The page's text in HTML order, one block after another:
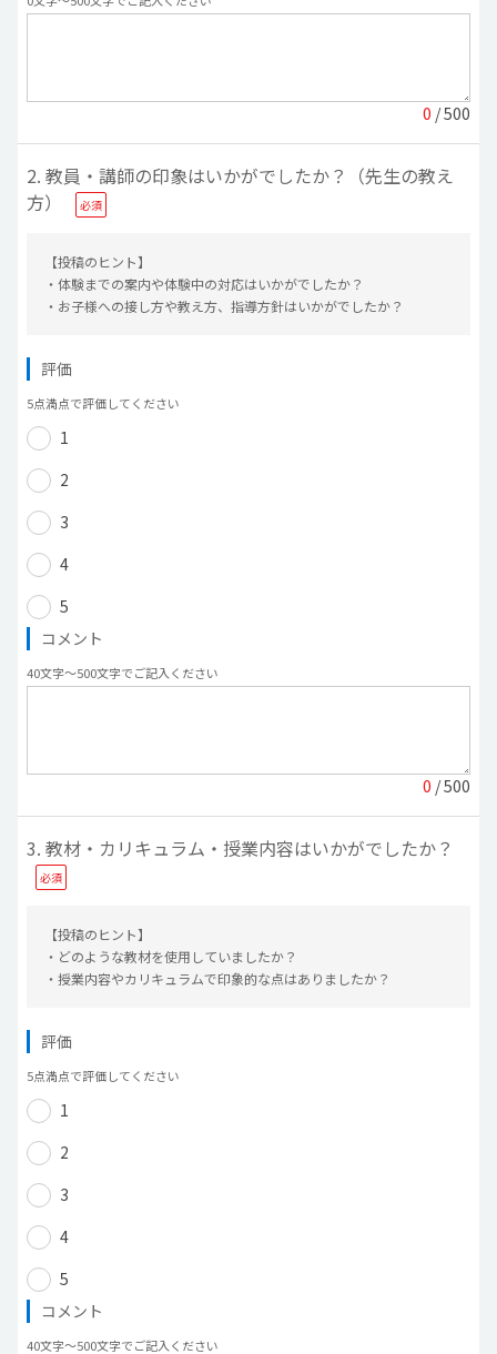
0 / 500
2. 教員・講師の印象はいかがでしたか？（先生の教え
方）
【投稿のヒント】
・体験までの案内や体験中の対応はいかがでしたか？
・お子様への接し方や教え方、指導方針はいかがでしたか？
評価
5点満点で評価してください
1
2
3
4
5
コメント
40文字〜500文字でご記入ください
0 / 500
3. 教材・カリキュラム・授業内容はいかがでしたか？
【投稿のヒント】
・どのような教材を使用していましたか？
・授業内容やカリキュラムで印象的な点はありましたか？
評価
5点満点で評価してください
1
2
3
4
5
コメント
40文字〜500文字でご記入ください